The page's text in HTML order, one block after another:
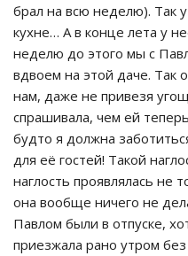
брал на всю неделю). Так
кухне… А в конце лета у
неделю до этого мы с
вдвоем на этой даче. Так
нам, даже не привезя
спрашивала, чем ей
будто я должна
для её гостей! Такой
наглость проявлялась не
она вообще ничего не
Павлом были в отпуске,
приезжала рано утром